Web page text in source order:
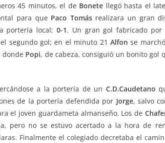
45 minutos, el de Bonete llegó hasta el
para que Paco Tomásrealizara un gran
portería local; 0-1. Un gran gol fabricado por
segundo gol; en el minuto 21 Alfon se
donde Popi, de cabeza, consiguió un bonito gol
a la portería de un C.D.Caudetano
de la portería defendida por Jorge, salvo
el joven guardameta almanseño. Los de
pero no se estuvo acertado a la hora de
Finalmente el colegiado decretaba el